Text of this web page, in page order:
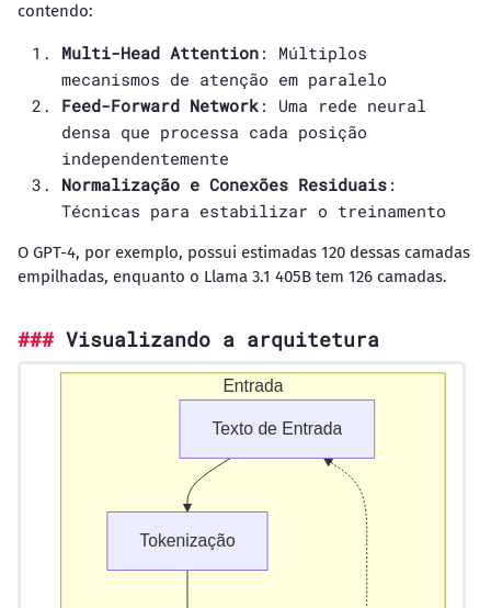
contendo:
Multi-Head Attention: Múltiplos
mecanismos de atenção em paralelo
Feed-Forward Network: Uma rede neural
densa que processa cada posição
independentemente
Normalização e Conexões Residuais:
Técnicas para estabilizar o treinamento
O GPT-4, por exemplo, possui estimadas 120 dessas camadas
empilhadas, enquanto o Llama 3.1 405B tem 126 camadas.
Visualizando a arquitetura